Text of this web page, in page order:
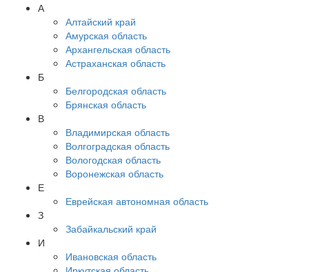
А
Алтайский край
Амурская область
Архангельская область
Астраханская область
Б
Белгородская область
Брянская область
В
Владимирская область
Волгоградская область
Вологодская область
Воронежская область
Е
Еврейская автономная область
З
Забайкальский край
И
Ивановская область